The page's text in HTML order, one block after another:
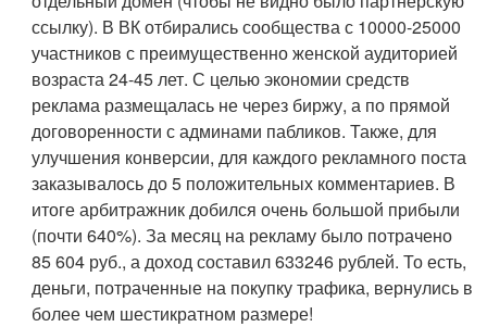
ссылку). В ВК отбирались сообщества с 10000-25000
участников с преимущественно женской аудиторией
возраста 24-45 лет. С целью экономии средств
реклама размещалась не через биржу, а по прямой
договоренности с админами пабликов. Также, для
улучшения конверсии, для каждого рекламного поста
заказывалось до 5 положительных комментариев. В
итоге арбитражник добился очень большой прибыли
(почти 640%). За месяц на рекламу было потрачено
85 604 руб., а доход составил 633246 рублей. То есть,
деньги, потраченные на покупку трафика, вернулись в
более чем шестикратном размере!